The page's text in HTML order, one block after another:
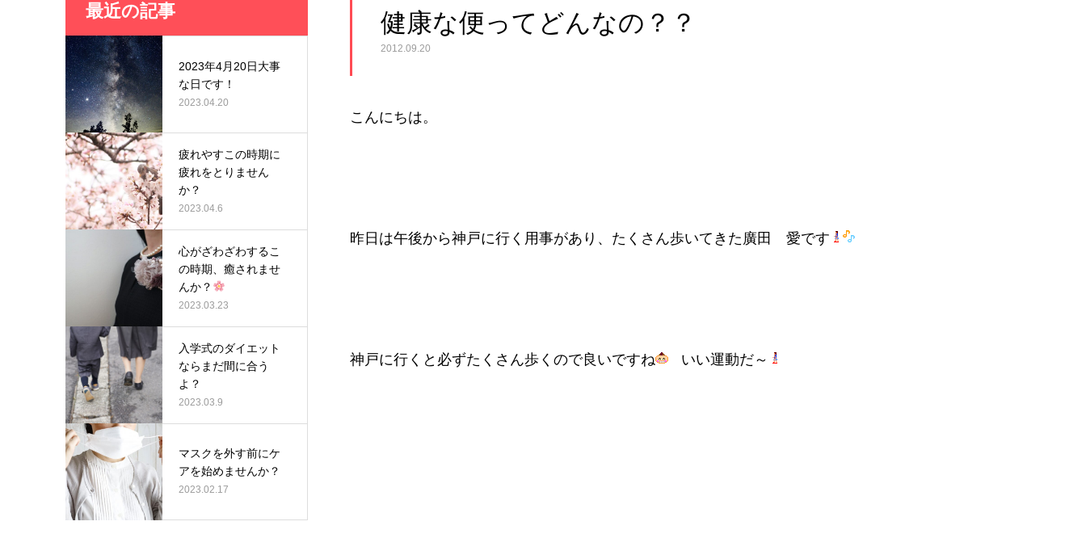
健康な便ってどんなの？？
2012.09.20
こんにちは。
昨日は午後から神戸に行く用事があり、たくさん歩いてきた廣田 愛です
神戸に行くと必ずたくさん歩くので良いですね いい運動だ～
最近の記事
2023年4月20日大事
な日です！
2023.04.20
疲れやすこの時期に
疲れをとりません
か？
2023.04.6
心がざわざわするこ
の時期、癒されませ
んか？
2023.03.23
入学式のダイエット
ならまだ間に合う
よ？
2023.03.9
マスクを外す前にケ
アを始めませんか？
2023.02.17